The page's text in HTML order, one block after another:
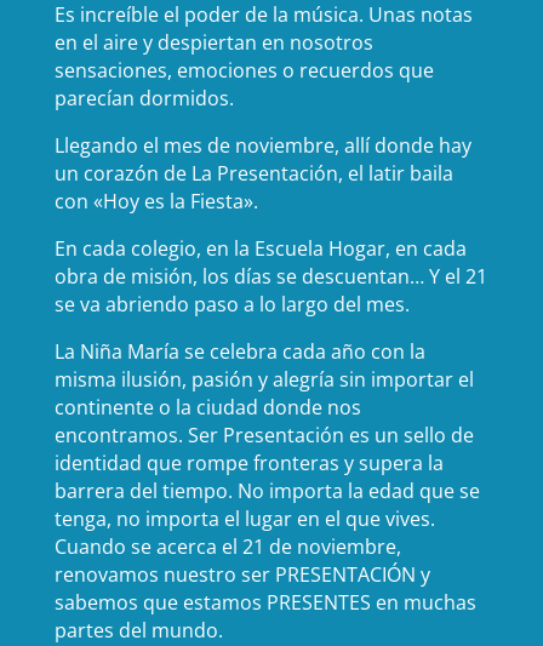
Es increíble el poder de la música. Unas notas
en el aire y despiertan en nosotros
sensaciones, emociones o recuerdos que
parecían dormidos.
Llegando el mes de noviembre, allí donde hay
un corazón de La Presentación, el latir baila
con «Hoy es la Fiesta».
En cada colegio, en la Escuela Hogar, en cada
obra de misión, los días se descuentan… Y el 21
se va abriendo paso a lo largo del mes.
La Niña María se celebra cada año con la
misma ilusión, pasión y alegría sin importar el
continente o la ciudad donde nos
encontramos. Ser Presentación es un sello de
identidad que rompe fronteras y supera la
barrera del tiempo. No importa la edad que se
tenga, no importa el lugar en el que vives.
Cuando se acerca el 21 de noviembre,
renovamos nuestro ser PRESENTACIÓN y
sabemos que estamos PRESENTES en muchas
partes del mundo.